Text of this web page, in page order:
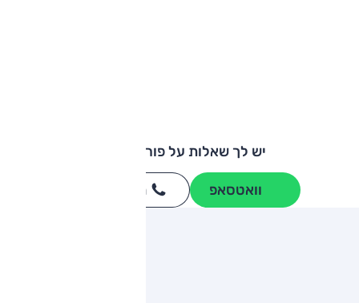
יש לך שאלות על פורשה 911?
וואטסאפ חייגו
מותגים מתחרים